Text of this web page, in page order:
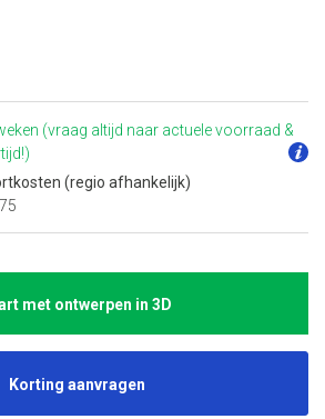
(vraag altijd naar actuele voorraad &
(regio afhankelijk)
met ontwerpen in 3D
Korting aanvragen